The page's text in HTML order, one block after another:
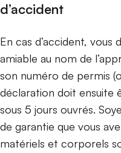
d’accident
En cas d’accident,
amiable au nom de
son numéro de permis
déclaration doit ensuite
sous 5 jours ouvrés.
de garantie que vous
matériels et corporels